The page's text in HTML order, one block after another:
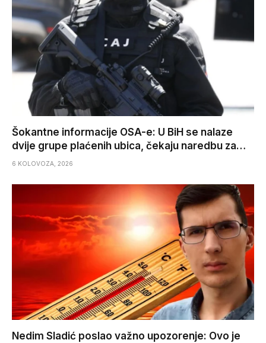
Šokantne informacije OSA-e: U BiH se nalaze
dvije grupe plaćenih ubica, čekaju naredbu za…
6 KOLOVOZA, 2026
Nedim Sladić poslao važno upozorenje: Ovo je